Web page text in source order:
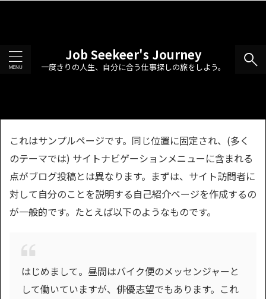
Job Seekeer's Journey
一度きりの人生、自分に合う仕事探しの旅をしよう。
これはサンプルページです。同じ位置に固定され、(多く
のテーマでは) サイトナビゲーションメニューに含まれる
点がブログ投稿とは異なります。まずは、サイト訪問者に
対して自分のことを説明する自己紹介ページを作成するの
が一般的です。たとえば以下のようなものです。
はじめまして。昼間はバイク便のメッセンジャーと
して働いていますが、俳優志望でもあります。これ